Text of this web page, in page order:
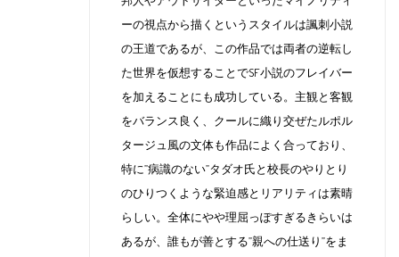
ーの視点から描くというスタイルは諷刺小説
の王道であるが、この作品では両者の逆転し
た世界を仮想することでSF小説のフレイバー
を加えることにも成功している。主観と客観
をバランス良く、クールに織り交ぜたルポル
タージュ風の文体も作品によく合っており、
特に”病識のない”タダオ氏と校長のやりとり
のひりつくような緊迫感とリアリティは素晴
らしい。全体にやや理屈っぽすぎるきらいは
あるが、誰もが善とする”親への仕送り”をま